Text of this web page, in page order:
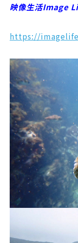
映像生活Image
https://